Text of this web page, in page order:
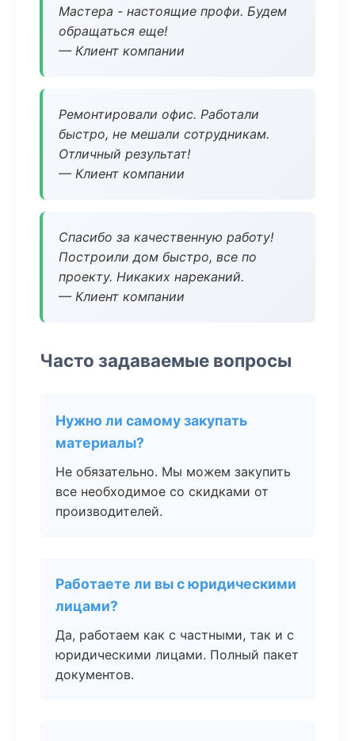
Мастера - настоящие профи. Будем
обращаться еще!
— Клиент компании
Ремонтировали офис. Работали
быстро, не мешали сотрудникам.
Отличный результат!
— Клиент компании
Спасибо за качественную работу!
Построили дом быстро, все по
проекту. Никаких нареканий.
— Клиент компании
Часто задаваемые вопросы
Нужно ли самому закупать
материалы?
Не обязательно. Мы можем закупить
все необходимое со скидками от
производителей.
Работаете ли вы с юридическими
лицами?
Да, работаем как с частными, так и с
юридическими лицами. Полный пакет
документов.